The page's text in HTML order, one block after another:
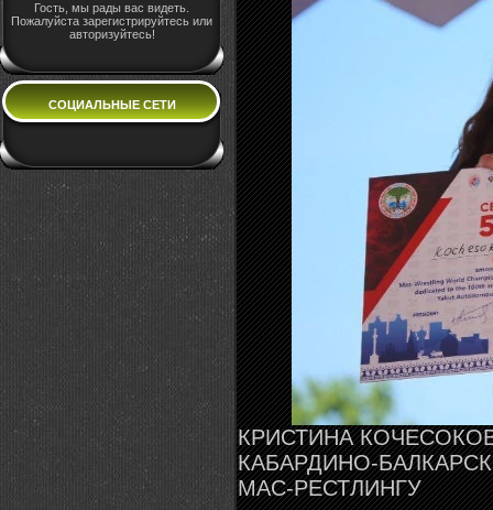
Гость, мы рады вас видеть.
Пожалуйста зарегистрируйтесь или
авторизуйтесь!
СОЦИАЛЬНЫЕ СЕТИ
КРИСТИНА
КАБАРДИНО-
МАС-РЕСТЛИНГУ